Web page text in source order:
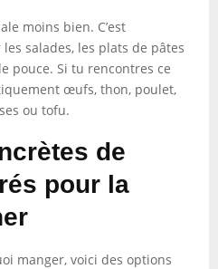
moins bien. C’est
salades, les plats de pâtes
pouce. Si tu rencontres ce
œufs, thon, poulet,
ou tofu.
de
pour la
manger, voici des options